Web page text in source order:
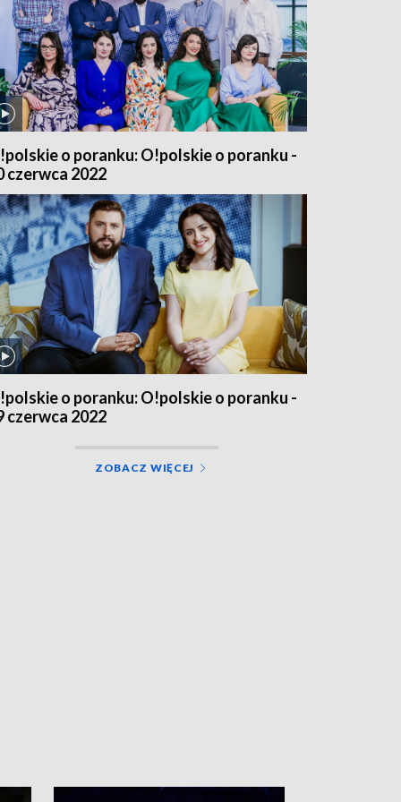
o poranku: O!polskie o poranku -
czerwca 2022
o poranku: O!polskie o poranku -
czerwca 2022
ZOBACZ WIĘCEJ